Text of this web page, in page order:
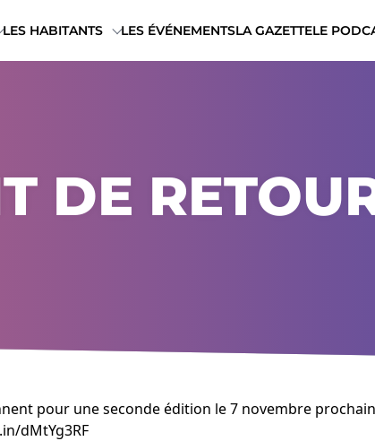
LES HABITANTS LES ÉVÉNEMENTSLA GAZETTELE
DE
pour une seconde édition le 7 novembre
dMtYg3RF